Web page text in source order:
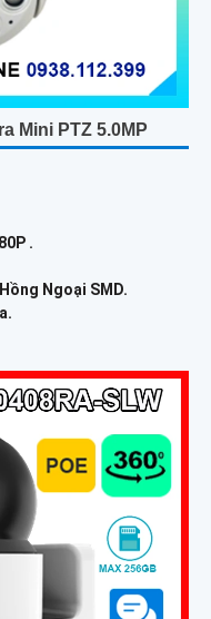
Mini PTZ 5.0MP
.
Ngoại SMD.